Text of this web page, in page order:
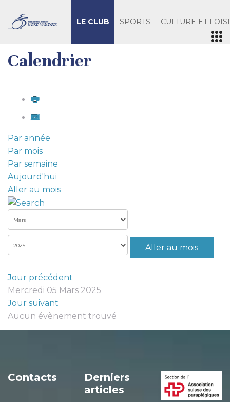
LE CLUB SPORTS CULTURE ET
Calendrier
Par année
Par mois
Par semaine
Aujourd'hui
Aller au mois
Aller au mois
Jour précédent
Mercredi 05 Mars 2025
Jour suivant
Aucun évènement trouvé
Contacts
Derniers
articles